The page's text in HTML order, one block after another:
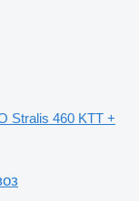
Stralis 460 KTT +